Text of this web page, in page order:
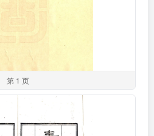
第 1 页